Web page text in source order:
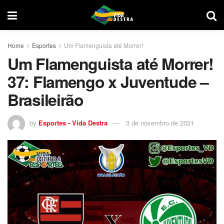
Home Esportes Um Flamenguista até Morrer!
Um Flamenguista até Morrer!
37: Flamengo x Juventude –
Brasileirão
by Esportes - Vida Destra 3 de novembro de 2021